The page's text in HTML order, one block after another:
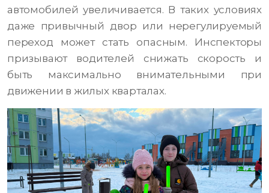
автомобилей увеличивается. В таких условиях
даже привычный двор или нерегулируемый
переход может стать опасным. Инспекторы
призывают водителей снижать скорость и
быть максимально внимательными при
движении в жилых кварталах.